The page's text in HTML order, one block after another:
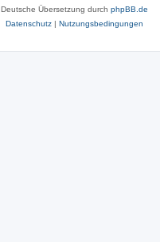
Deutsche Übersetzung durch phpBB.de
Datenschutz | Nutzungsbedingungen